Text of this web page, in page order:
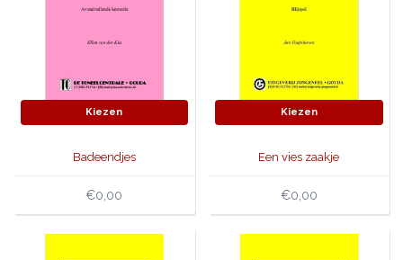
Kiezen
Badeendjes
€0,00
Kiezen
Een vies zaakje
€0,00